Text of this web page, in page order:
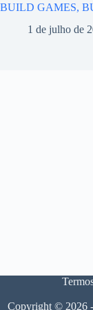
BUILD GAMES,
1 de julho de
Copyright © 2026